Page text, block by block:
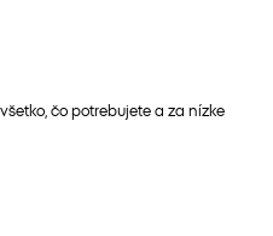
čo potrebujete a za nízke